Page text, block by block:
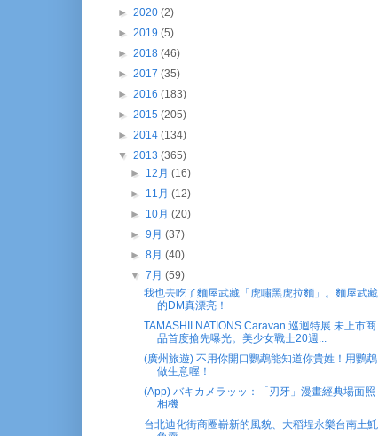
► 2020 (2)
► 2019 (5)
► 2018 (46)
► 2017 (35)
► 2016 (183)
► 2015 (205)
► 2014 (134)
▼ 2013 (365)
► 12月(16)
► 11月(12)
► 10月(20)
►9月(37)
►8月(40)
▼7月(59)
我也去吃了麵屋武藏「虎嘯黑虎拉麵」。麵屋武藏
的DM真漂亮！
TAMASHII NATIONS Caravan 巡迴特展 未上市商
品首度搶先曝光。美少女戰士20週...
(廣州旅遊) 不用你開口鸚鵡能知道你貴姓！用鸚鵡
做生意喔！
(App) バキカメラッッ：「刃牙」漫畫經典場面照
相機
台北迪化街商圈嶄新的風貌、大稻埕永樂台南土魠